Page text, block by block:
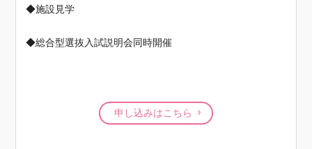
◆施設見学
◆総合型選抜入試説明会同時開催
申し込みはこちら